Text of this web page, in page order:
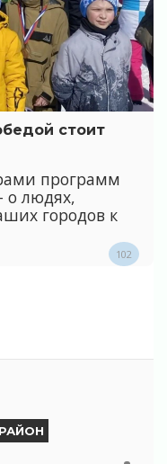
стоит
программ
о людях,
городов к
102